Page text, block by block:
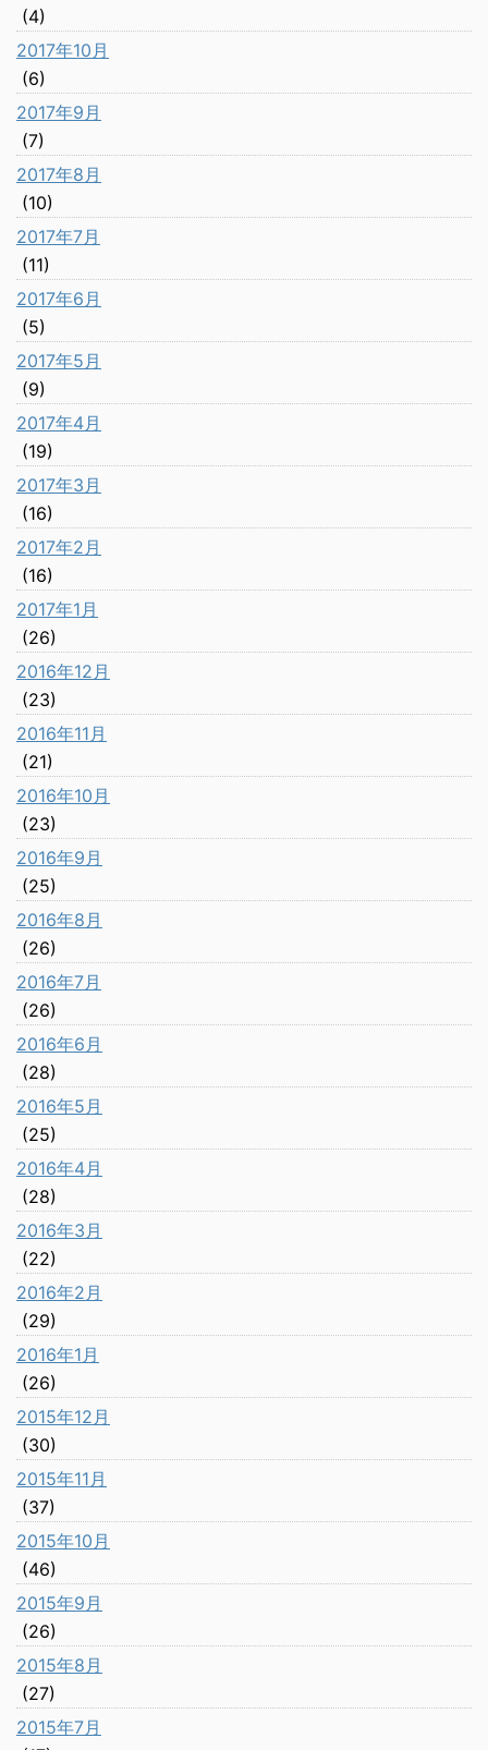
(4)
2017年10月
(6)
2017年9月
(7)
2017年8月
(10)
2017年7月
(11)
2017年6月
(5)
2017年5月
(9)
2017年4月
(19)
2017年3月
(16)
2017年2月
(16)
2017年1月
(26)
2016年12月
(23)
2016年11月
(21)
2016年10月
(23)
2016年9月
(25)
2016年8月
(26)
2016年7月
(26)
2016年6月
(28)
2016年5月
(25)
2016年4月
(28)
2016年3月
(22)
2016年2月
(29)
2016年1月
(26)
2015年12月
(30)
2015年11月
(37)
2015年10月
(46)
2015年9月
(26)
2015年8月
(27)
2015年7月